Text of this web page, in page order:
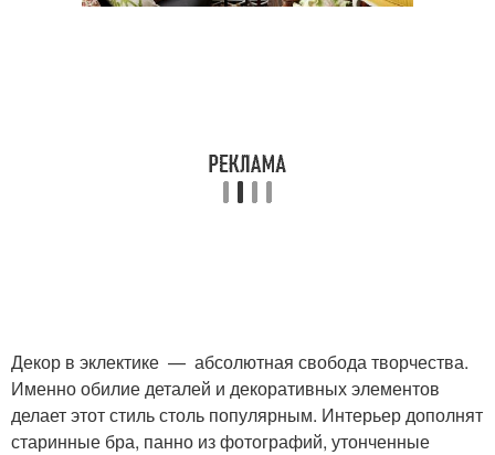
Декор в эклектике — абсолютная свобода творчества.
Именно обилие деталей и декоративных элементов
делает этот стиль столь популярным. Интерьер дополнят
старинные бра, панно из фотографий, утонченные